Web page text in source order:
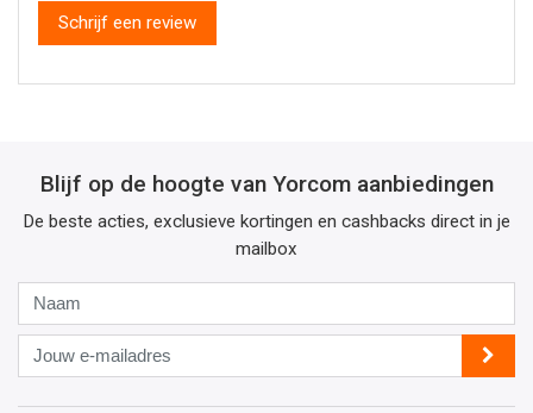
Schrijf een review
Blijf op de hoogte van Yorcom aanbiedingen
De beste acties, exclusieve kortingen en cashbacks direct in je
mailbox
Jouw
e-
mailadres